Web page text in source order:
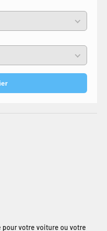
pour votre voiture ou votre